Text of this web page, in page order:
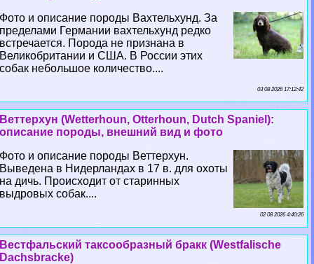
Фото и описание породы Вахтельхунд. За
пределами Германии вахтельхунд редко
встречается. Порода не признана в
Великобритании и США. В России этих
собак небольшое количество....
03 08 2026 17:12:42
Веттерхун (Wetterhoun, Otterhoun, Dutch Spaniel):
описание породы, внешний вид и фото
Фото и описание породы Веттерхун.
Выведена в Нидерландах в 17 в. для охоты
на дичь. Происходит от старинных
выдровых собак....
02 08 2026 4:40:26
Вестфальский таксообразный бpaкк (Westfalische
Dachsbracke)